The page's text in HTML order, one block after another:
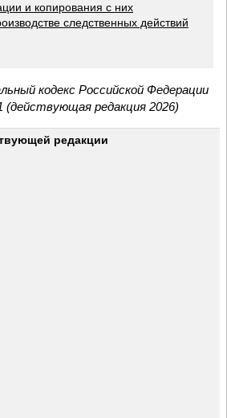
и копирования с них
следственных действий
кодекс Российской Федерации
(действующая редакция 2026)
редакции